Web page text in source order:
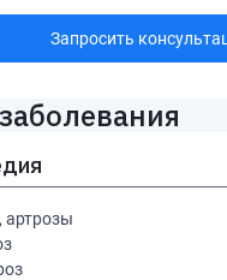
Запросить
артрозы